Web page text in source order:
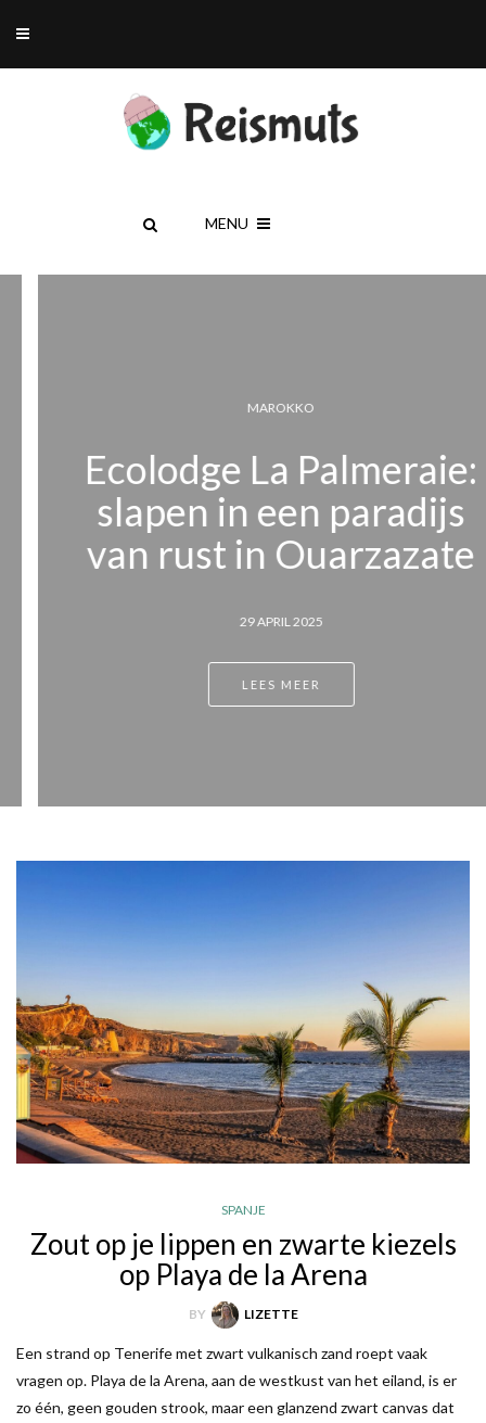
MENU
MAROKKO
Ecolodge La Palmeraie:
slapen in een paradijs
van rust in Ouarzazate
29 APRIL 2025
LEES MEER
SPANJE
Zout op je lippen en zwarte kiezels
op Playa de la Arena
BY LIZETTE
Een strand op Tenerife met zwart vulkanisch zand roept vaak
vragen op. Playa de la Arena, aan de westkust van het eiland, is er
zo één, geen gouden strook, maar een glanzend zwart canvas dat